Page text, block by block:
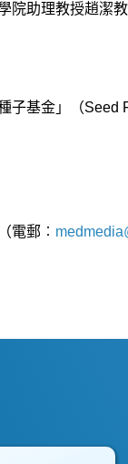
院助理教授趙潔教
子基金」（Seed
電郵︰